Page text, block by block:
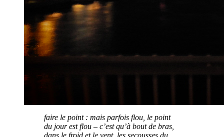
faire le point : mais parfois flou, le point
du jour est flou – c’est qu’à bout de bras,
dans le froid et le vent, les secousses du